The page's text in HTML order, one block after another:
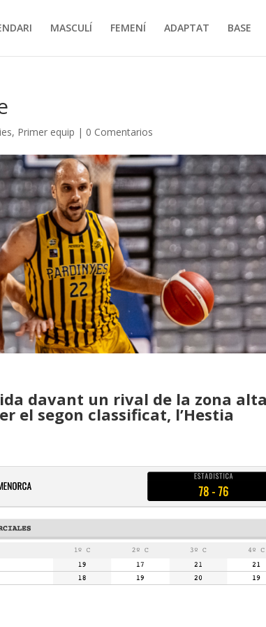
MASCULÍ FEMENÍ ADAPTAT BASE
, Primer equip | 0 Comentarios
davant un rival de la zona
el segon classificat, l’Hestia